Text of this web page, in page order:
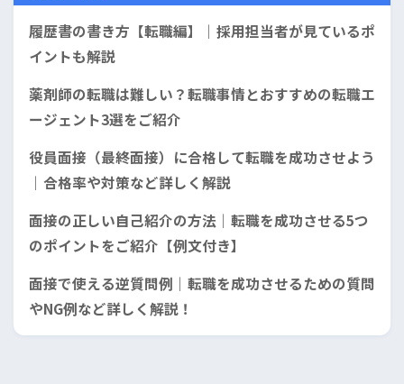
履歴書の書き方【転職編】｜採用担当者が見ているポ
イントも解説
薬剤師の転職は難しい？転職事情とおすすめの転職エ
ージェント3選をご紹介
役員面接（最終面接）に合格して転職を成功させよう
｜合格率や対策など詳しく解説
面接の正しい自己紹介の方法｜転職を成功させる5つ
のポイントをご紹介【例文付き】
面接で使える逆質問例｜転職を成功させるための質問
やNG例など詳しく解説！